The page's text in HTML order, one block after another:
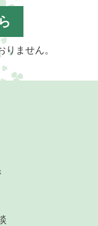
ません。